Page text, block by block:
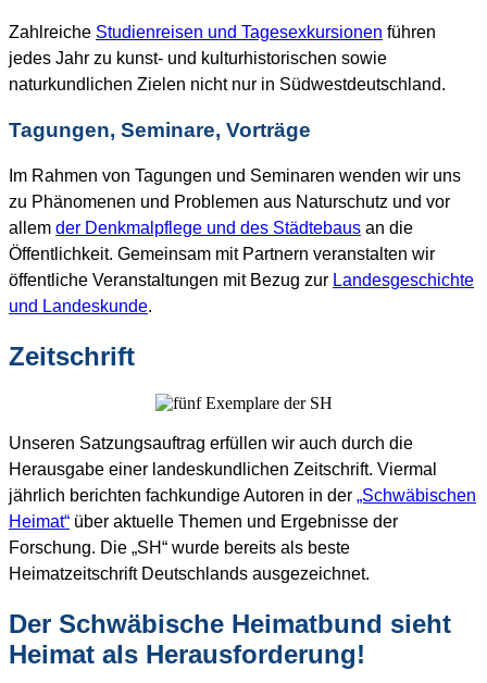
Zahlreiche Studienreisen und Tagesexkursionen führen
jedes Jahr zu kunst- und kulturhistorischen sowie
naturkundlichen Zielen nicht nur in Südwestdeutschland.
Tagungen, Seminare, Vorträge
Im Rahmen von Tagungen und Seminaren wenden wir uns
zu Phänomenen und Problemen aus Naturschutz und vor
allem der Denkmalpflege und des Städtebaus an die
Öffentlichkeit. Gemeinsam mit Partnern veranstalten wir
öffentliche Veranstaltungen mit Bezug zur Landesgeschichte
und Landeskunde.
Zeitschrift
Unseren Satzungsauftrag erfüllen wir auch durch die
Herausgabe einer landeskundlichen Zeitschrift. Viermal
jährlich berichten fachkundige Autoren in der „Schwäbischen
Heimat“ über aktuelle Themen und Ergebnisse der
Forschung. Die „SH“ wurde bereits als beste
Heimatzeitschrift Deutschlands ausgezeichnet.
Der Schwäbische Heimatbund sieht
Heimat als Herausforderung!